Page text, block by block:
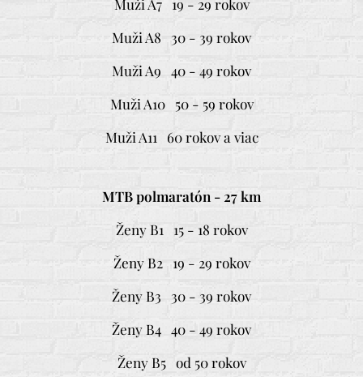
Muži A8 30 - 39 rokov
Muži A9 40 - 49 rokov
Muži A10 50 - 59 rokov
Muži A11 60 rokov a viac
MTB polmaratón - 27 km
Ženy B1 15 - 18 rokov
Ženy B2 19 - 29 rokov
Ženy B3 30 - 39 rokov
Ženy B4 40 - 49 rokov
Ženy B5 od 50 rokov